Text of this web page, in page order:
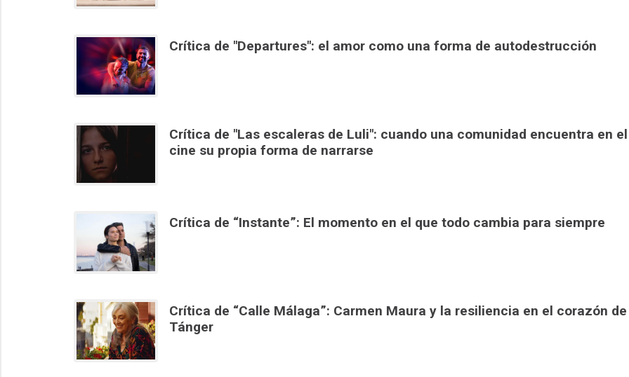
Crítica de "Departures": el amor como una forma de autodestrucción
Crítica de "Las escaleras de Luli": cuando una comunidad encuentra en el
cine su propia forma de narrarse
Crítica de “Instante”: El momento en el que todo cambia para siempre
Crítica de “Calle Málaga”: Carmen Maura y la resiliencia en el corazón de
Tánger